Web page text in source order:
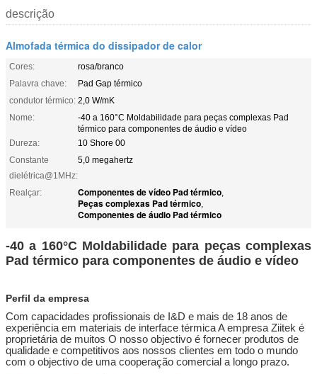
descrição
Almofada térmica do dissipador de calor
Cores:
rosa/branco
Palavra chave:
Pad Gap térmico
condutor térmico: 2,0 W/mK
Nome:
-40 a 160°C Moldabilidade para peças complexas Pad
térmico para componentes de áudio e vídeo
Dureza:
10 Shore 00
Constante
dielétrica@1MHz:
5,0 megahertz
Realçar: Componentes de vídeo Pad térmico,
Peças complexas Pad térmico,
Componentes de áudio Pad térmico
-40 a 160°C Moldabilidade para peças complexas
Pad térmico para componentes de áudio e vídeo
Perfil da empresa
Com capacidades profissionais de I&D e mais de 18 anos de
experiência em materiais de interface térmicaA empresa Ziitek é
proprietária de muitos O nosso objectivo é fornecer produtos de
qualidade e competitivos aos nossos clientes em todo o mundo
com o objectivo de uma cooperação comercial a longo prazo.